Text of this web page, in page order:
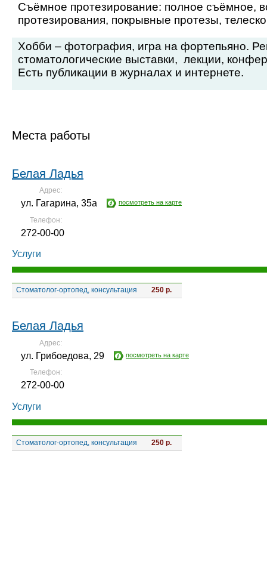
Съёмное протезирование: полное съёмное,
протезирования, покрывные протезы,
Хобби – фотография, игра на фортепьяно.
стоматологические выставки, лекции,
Есть публикации в журналах и интернете.
Места работы
Белая Ладья
Адрес:
ул. Гагарина, 35а посмотреть на карте
Телефон:
272-00-00
Услуги
Стоматолог-ортопед, консультация 250 р.
Белая Ладья
Адрес:
ул. Грибоедова, 29 посмотреть на карте
Телефон:
272-00-00
Услуги
Стоматолог-ортопед, консультация 250 р.